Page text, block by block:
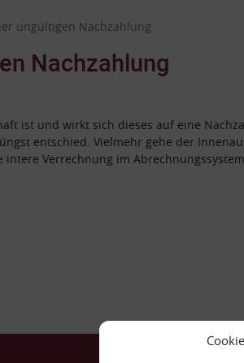
ungültigen Nachzahlung
Nachzahlung
ist und wirkt sich dieses auf eine
entschied. Vielmehr gehe der
Verrechnung im